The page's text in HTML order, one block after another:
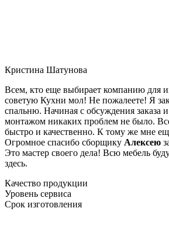
Кристина Шатунова
Всем, кто еще выбирает компанию для
советую Кухни мол! Не пожалеете! Я
спальню. Начиная с обсуждения заказа
монтажом никаких проблем не было.
быстро и качественно. К тому же мне
Огромное спасибо сборщику Алексею
Это мастер своего дела! Всю мебель
здесь.
Качество продукции
Уровень сервиса
Срок изготовления